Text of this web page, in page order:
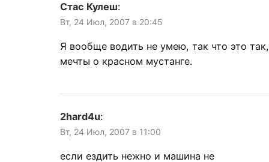
Стас Кулеш:
Вт, 24 Июл, 2007 в 20:45
Я вообще водить не умею, так что это так,
мечты о красном мустанге.
2hard4u:
Вт, 24 Июл, 2007 в 11:00
если ездить нежно и машина не